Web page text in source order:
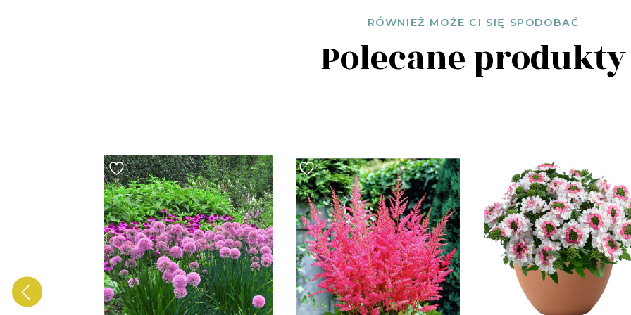
RÓWNIEŻ MOŻE CI SIĘ SPODOBAĆ
Polecane produkty